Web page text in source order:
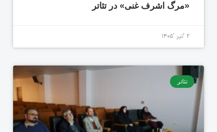
«مرگ اشرف غنی» در تئاتر
۲ 'تیر '۱۴۰۵
تئاتر